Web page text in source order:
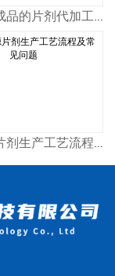
从原料到成品的片剂代加工流程详解
药食同源片剂生产工艺流程及常见问题